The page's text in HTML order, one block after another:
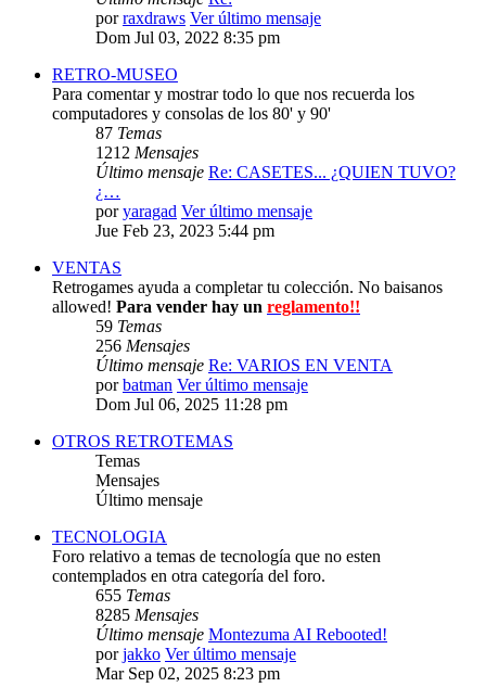
porraxdraws Ver último mensaje
Dom Jul 03, 2022 8:35 pm
RETRO-MUSEO
Para comentar y mostrar todo lo que nos recuerda los
computadores y consolas de los 80' y 90'
87 Temas
1212 Mensajes
Último mensaje Re: CASETES... ¿QUIEN TUVO?
¿…
poryaragad Ver último mensaje
Jue Feb 23, 2023 5:44 pm
VENTAS
Retrogames ayuda a completar tu colección. No baisanos
allowed! Para vender hay un reglamento!!
59 Temas
256 Mensajes
Último mensaje Re: VARIOS EN VENTA
porbatman Ver último mensaje
Dom Jul 06, 2025 11:28 pm
OTROS RETROTEMAS
Temas
Mensajes
Último mensaje
TECNOLOGIA
Foro relativo a temas de tecnología que no esten
contemplados en otra categoría del foro.
655 Temas
8285 Mensajes
Último mensaje Montezuma AI Rebooted!
porjakko Ver último mensaje
Mar Sep 02, 2025 8:23 pm